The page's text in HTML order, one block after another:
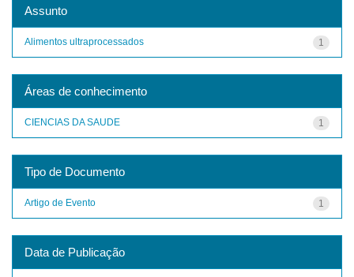
Assunto
1
Alimentos ultraprocessados
Áreas de conhecimento
1
CIENCIAS DA SAUDE
Tipo de Documento
1
Artigo de Evento
Data de Publicação